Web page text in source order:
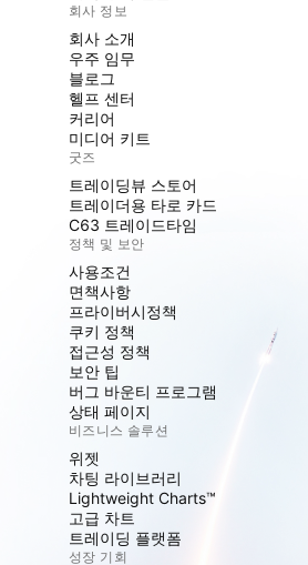
회사 정보
회사 소개
우주 임무
블로그
헬프 센터
커리어
미디어 키트
굿즈
트레이딩뷰 스토어
트레이더용 타로 카드
C63 트레이드타임
정책 및 보안
사용조건
면책사항
프라이버시정책
쿠키 정책
접근성 정책
보안 팁
버그 바운티 프로그램
상태 페이지
비즈니스 솔루션
위젯
차팅 라이브러리
Lightweight Charts™
고급 차트
트레이딩 플랫폼
성장 기회